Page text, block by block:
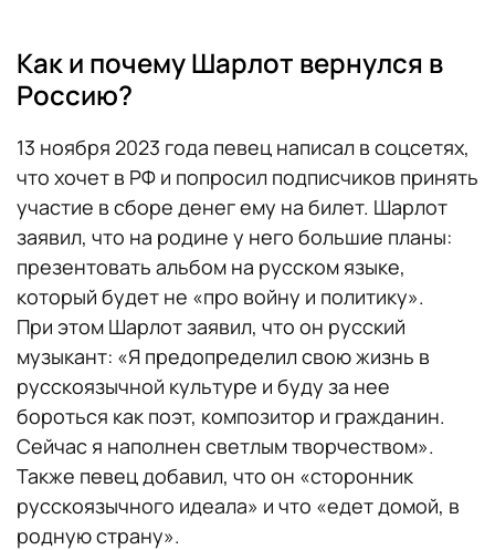
Как и почему Шарлот вернулся в
Россию?
13 ноября 2023 года певец написал в соцсетях,
что хочет в РФ и попросил подписчиков принять
участие в сборе денег ему на билет. Шарлот
заявил, что на родине у него большие планы:
презентовать альбом на русском языке,
который будет не «про войну и политику».
При этом Шарлот заявил, что он русский
музыкант: «Я предопределил свою жизнь в
русскоязычной культуре и буду за нее
бороться как поэт, композитор и гражданин.
Сейчас я наполнен светлым творчеством».
Также певец добавил, что он «сторонник
русскоязычного идеала» и что «едет домой, в
родную страну».